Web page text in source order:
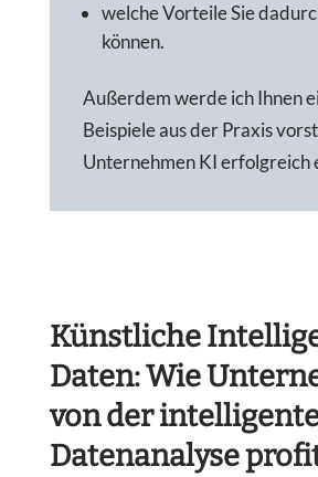
welche Vorteile Sie
können.
Außerdem werde ich Ihnen
Beispiele aus der Praxis
Unternehmen KI erfolgreich
Künstliche
Daten: Wie
von der
Datenanalyse